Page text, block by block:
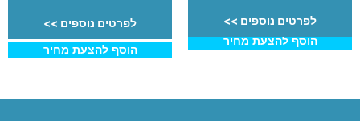
לפרטים נוספים >>
הוסף להצעת מחיר
לפרטים נוספים >>
הוסף להצעת מחיר